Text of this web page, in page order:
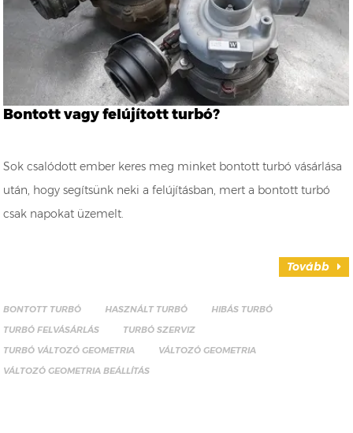
Bontott vagy felújított turbó?
Sok csalódott ember keres meg minket bontott turbó vásárlása
után, hogy segítsünk neki a felújításban, mert a bontott turbó
csak napokat üzemelt.
Tovább
BONTOTT TURBÓ HASZNÁLT TURBÓ
HIBÁS TURBÓ
TURBÓ FELVÁSÁRLÁS
TURBÓ SZERVIZ
TURBÓ VÁLTOZÓ GEOMETRIA
VÁLTOZÓ GEOMETRIA
VÁLTOZÓ GEOMETRIA BEÁLLÍTÁS